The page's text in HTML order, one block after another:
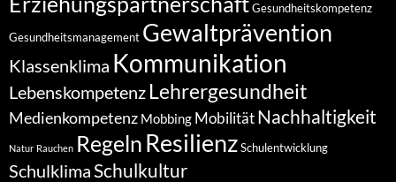
Gesundheitskompetenz
Gesundheitsmanagement Gewaltprävention
Klassenklima Kommunikation
Lebenskompetenz Lehrergesundheit
Medienkompetenz Mobbing MobilitätNachhaltigkeit
Natur Rauchen Regeln ResilienzSchulentwicklung
Schulklima Schulkultur